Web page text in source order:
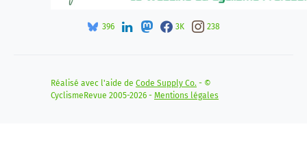
396 3K 238
Réalisé avec l'aide de Code Supply Co. - ©
CyclismeRevue 2005-2026 - Mentions légales